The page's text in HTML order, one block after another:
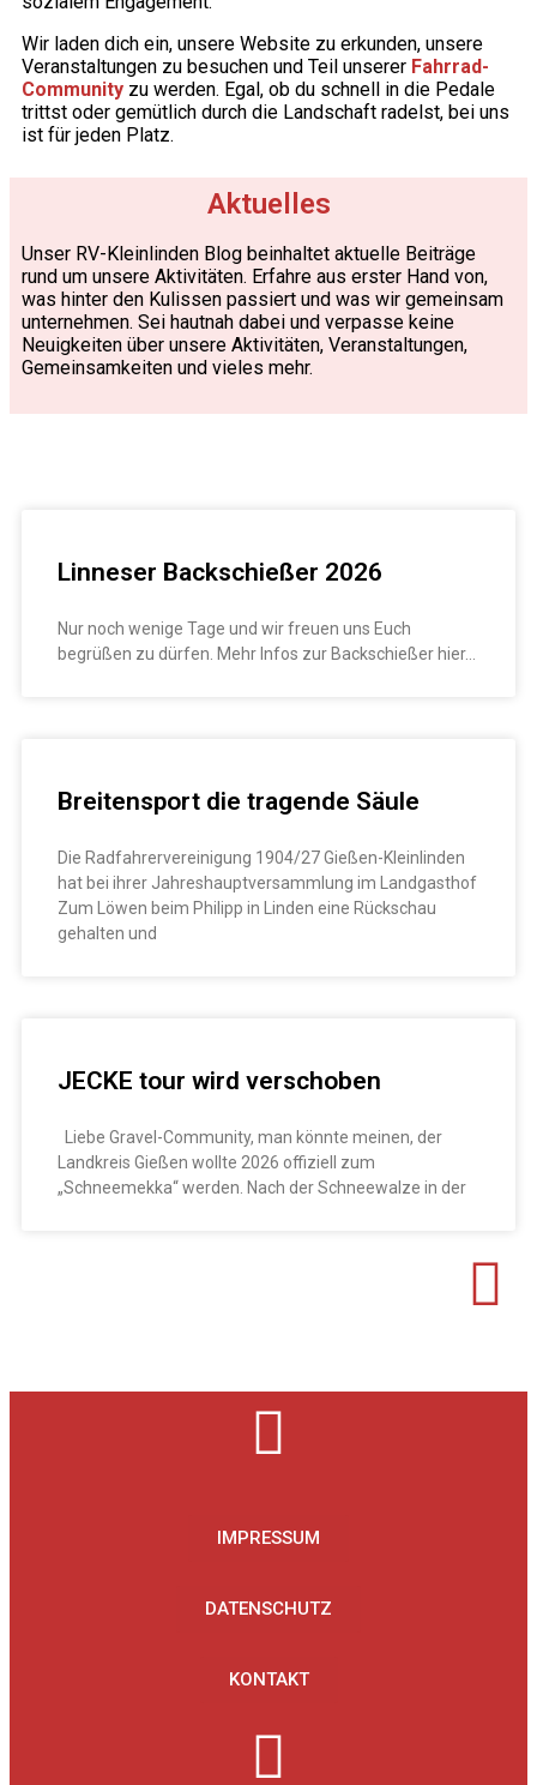
Wir laden dich ein, unsere Website zu erkunden, unsere
Veranstaltungen zu besuchen und Teil unserer Fahrrad-
Community zu werden. Egal, ob du schnell in die Pedale
trittst oder gemütlich durch die Landschaft radelst, bei uns
ist für jeden Platz.
Aktuelles
Unser RV-Kleinlinden Blog beinhaltet aktuelle Beiträge
rund um unsere Aktivitäten. Erfahre aus erster Hand von,
was hinter den Kulissen passiert und was wir gemeinsam
unternehmen. Sei hautnah dabei und verpasse keine
Neuigkeiten über unsere Aktivitäten, Veranstaltungen,
Gemeinsamkeiten und vieles mehr.
Linneser Backschießer 2026
Nur noch wenige Tage und wir freuen uns Euch
begrüßen zu dürfen. Mehr Infos zur Backschießer hier…
Breitensport die tragende Säule
Die Radfahrervereinigung 1904/27 Gießen-Kleinlinden
hat bei ihrer Jahreshauptversammlung im Landgasthof
Zum Löwen beim Philipp in Linden eine Rückschau
gehalten und
JECKE tour wird verschoben
Liebe Gravel-Community, man könnte meinen, der
Landkreis Gießen wollte 2026 offiziell zum
„Schneemekka“ werden. Nach der Schneewalze in der
IMPRESSUM
DATENSCHUTZ
KONTAKT